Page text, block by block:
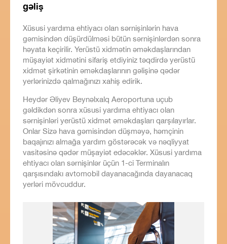
gəliş
Xüsusi yardıma ehtiyacı olan sərnişinlərin hava
gəmisindən düşürdülməsi bütün sərnişinlərdən sonra
həyata keçirilir. Yerüstü xidmətin əməkdaşlarından
müşayiət xidmətini sifariş etdiyiniz təqdirdə yerüstü
xidmət şirkətinin əməkdaşlarının gəlişinə qədər
yerlərinizdə qalmağınızı xahiş edirik.
Heydər Əliyev Beynəlxalq Aeroportuna uçub
gəldikdən sonra xüsusi yardıma ehtiyacı olan
sərnişinləri yerüstü xidmət əməkdaşları qarşılayırlar.
Onlar Sizə hava gəmisindən düşməyə, həmçinin
baqajınızı almağa yardım göstərəcək və nəqliyyat
vasitəsinə qədər müşayiət edəcəklər. Xüsusi yardıma
ehtiyacı olan sərnişinlər üçün 1-ci Terminalın
qarşısındakı avtomobil dayanacağında dayanacaq
yerləri mövcuddur.